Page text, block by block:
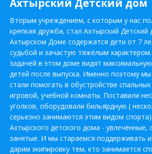
Ахтырский Детский дом
Вторым учреждением, с которым у нас
крепкая дружба, стал Ахтырский Детский
Ахтырском Доме содержатся дети от 7
судьбой и зачастую тяжёлым
задачей в этом доме видят
детей после выпуска. Именно поэтому
стали помогать в обустройстве
игровой, учебной комнаты. Поставили
уголков, оборудовали бильярдную (
серьезно занимаются этим видом
Ахтырского детского дома - увлечённые,
занятые. И мы стараемся поддерживать
дарим экипировку тем, кто занимается